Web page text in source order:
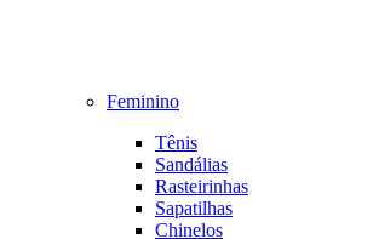
Feminino
Tênis
Sandálias
Rasteirinhas
Sapatilhas
Chinelos